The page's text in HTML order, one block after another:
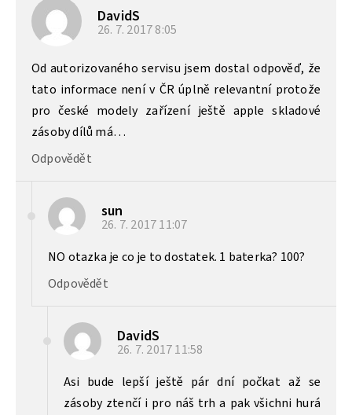
DavidS
26. 7. 20178:05
Od autorizovaného servisu jsem dostal odpověď, že
tato informace není v ČR úplně relevantní protože
pro české modely zařízení ještě apple skladové
zásoby dílů má…
Odpovědět
sun
26. 7. 201711:07
NO otazka je co je to dostatek. 1 baterka? 100?
Odpovědět
DavidS
26. 7. 201711:58
Asi bude lepší ještě pár dní počkat až se
zásoby ztenčí i pro náš trh a pak všichni hurá